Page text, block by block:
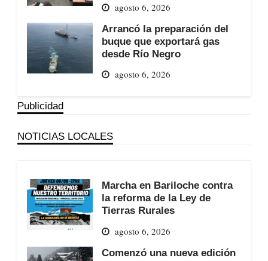
agosto 6, 2026
Arrancó la preparación del
buque que exportará gas
desde Río Negro
agosto 6, 2026
Publicidad
NOTICIAS LOCALES
Marcha en Bariloche contra
la reforma de la Ley de
Tierras Rurales
agosto 6, 2026
Comenzó una nueva edición